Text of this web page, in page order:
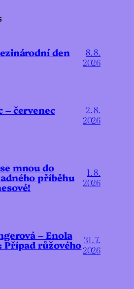
den
8. 8.
2026
– červenec
2. 8.
2026
mnou do
příběhu
1. 8.
2026
– Enola
Případ růžového 31. 7.
2026